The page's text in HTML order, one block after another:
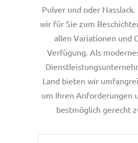
Pulver und oder
wir für Sie zum
allen Variationen und
Verfügung. Als
Land bieten wir
um Ihren Anforderungen
bestmöglich gerecht